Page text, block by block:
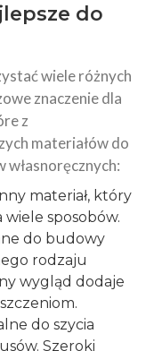
do
wiele różnych
znaczenie dla
z
materiałów do
materiał, który
sposobów.
do budowy
rodzaju
wygląd dodaje
do szycia
Szeroki